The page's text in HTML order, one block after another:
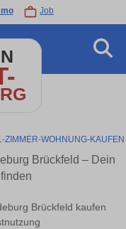
Job
ZIMMER-WOHNUNG-KAUFEN
Brückfeld – Dein
Brückfeld kaufen